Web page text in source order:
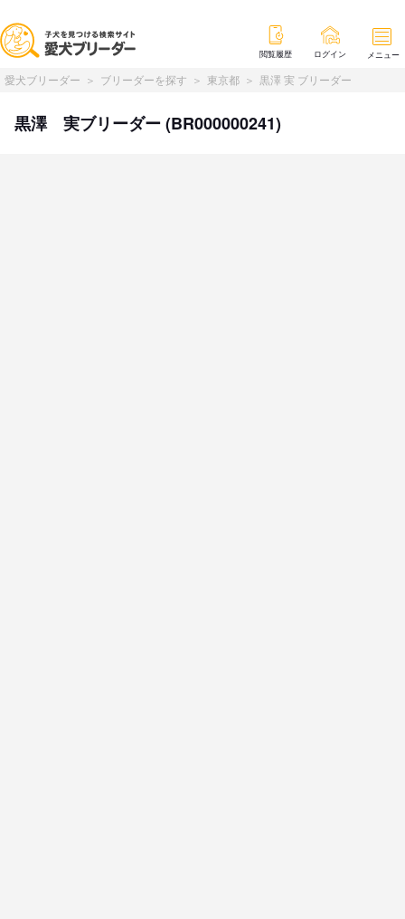
閲覧履歴 ログイン メニュー
愛犬ブリーダー ブリーダーを探す 東京都 黒澤 実 ブリーダー
黒澤 実ブリーダー (BR000000241)